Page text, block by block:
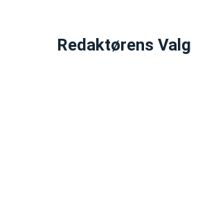
Redaktørens Valg